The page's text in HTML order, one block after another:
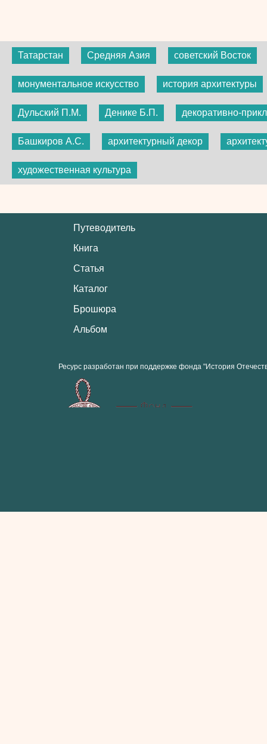
Татарстан Средняя Азия советский Восток
монументальное искусство история архитектуры
Дульский П.М. Денике Б.П. декоративно-
Башкиров А.С. архитектурный декор
художественная культура
Путеводитель
Книга
Статья
Каталог
Брошюра
Альбом
Ресурс разработан при поддержке фонда "История